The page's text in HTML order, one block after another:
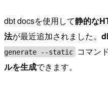
dbt docsを使用して静的な
法が最近追加されました。
generate --static
コマン
ルを生成できます。